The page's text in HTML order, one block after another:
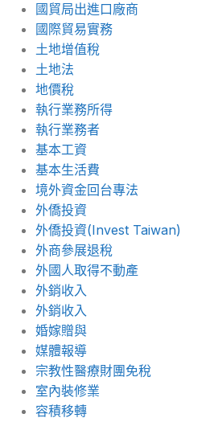
國貿局出進口廠商
國際貿易實務
土地增值稅
土地法
地價稅
執行業務所得
執行業務者
基本工資
基本生活費
境外資金回台專法
外僑投資
外僑投資(Invest Taiwan)
外商參展退稅
外國人取得不動產
外銷收入
外銷收入
婚嫁贈與
媒體報導
宗教性醫療財團免稅
室內裝修業
容積移轉